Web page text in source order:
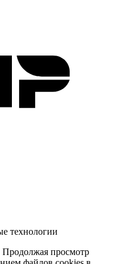
технологии
просмотр